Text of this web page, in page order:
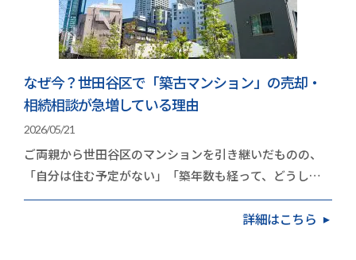
なぜ今？世田谷区で「築古マンション」の売却・
相続相談が急増している理由
2026/05/21
ご両親から世田谷区のマンションを引き継いだものの、
「自分は住む予定がない」「築年数も経って、どうした
ものか」と頭を抱えている方が増えています。久和不…
詳細はこちら